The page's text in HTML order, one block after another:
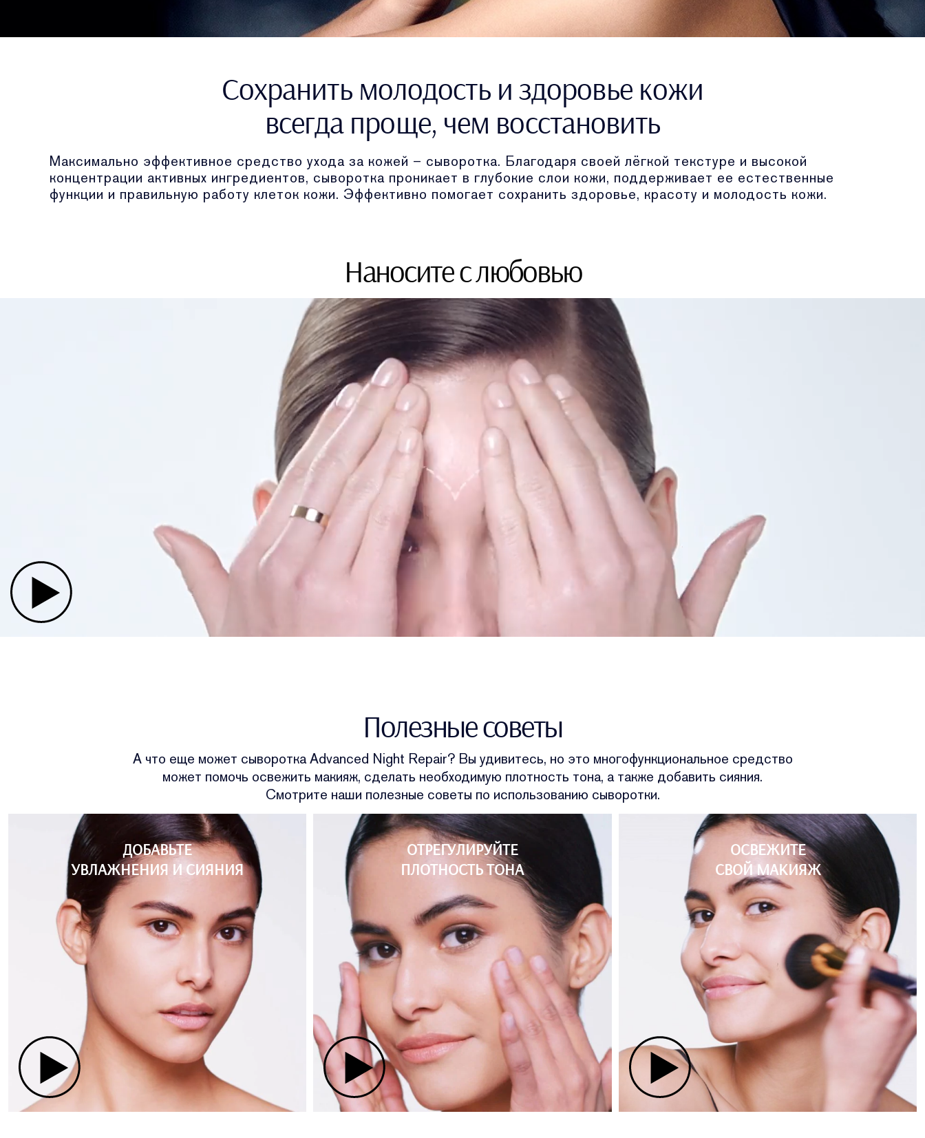
Сохранить молодость и здоровье кожи
всегда проще, чем восстановить
Максимально эффективное средство ухода за кожей – сыворотка. Благодаря своей лёгкой текстуре и высокой
концентрации активных ингредиентов, сыворотка проникает в глубокие слои кожи, поддерживает ее естественные
функции и правильную работу клеток кожи. Эффективно помогает сохранить здоровье, красоту и молодость кожи.
Наносите с любовью
Полезные советы
А что еще может сыворотка Advanced Night Repair? Вы удивитесь, но это многофункциональное средство
может помочь освежить макияж, сделать необходимую плотность тона, а также добавить сияния.
Смотрите наши полезные советы по использованию сыворотки.
ДОБАВЬТЕ
УВЛАЖНЕНИЯ И СИЯНИЯ
ОТРЕГУЛИРУЙТЕ
ПЛОТНОСТЬ ТОНА
ОСВЕЖИТЕ
СВОЙ МАКИЯЖ